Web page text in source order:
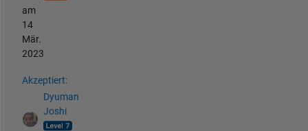
am
14
Mär.
2023
Akzeptiert:
Dyuman
Joshi